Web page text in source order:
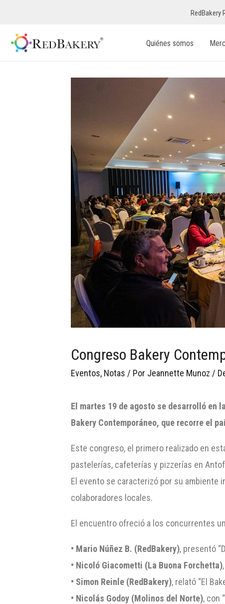
RedBakery
Quiénes somos
Congreso Bakery
Eventos, Notas / Por Jeannette Munoz /
El martes 19 de agosto se desarrolló en
Bakery Contemporáneo, que recorre el
Este congreso, el primero realizado en
pastelerías, cafeterías y pizzerías en
El evento se caracterizó por su ambiente
colaboradores locales.
El encuentro ofreció a los concurrentes
• Mario Núñez B. (RedBakery), presentó
• Nicoló Giacometti (La Buona Forchetta)
• Simon Reinle (RedBakery), relató “El
• Nicolás Godoy (Molinos del Norte), con